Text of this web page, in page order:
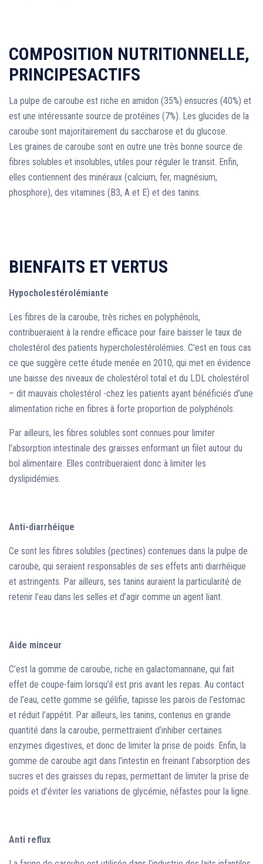
COMPOSITION NUTRITIONNELLE,
PRINCIPESACTIFS
La pulpe de caroube est riche en amidon (35%) ensucres (40%) et
est une intéressante source de protéines (7%). Les glucides de la
caroube sont majoritairement du saccharose et du glucose.
Les graines de caroube sont en outre une très bonne source de
fibres solubles et insolubles, utiles pour réguler le transit. Enfin,
elles contiennent des minéraux (calcium, fer, magnésium,
phosphore), des vitamines (B3, A et E) et des tanins.
BIENFAITS ET VERTUS
Hypocholestérolémiante
Les fibres de la caroube, très riches en polyphénols,
contribueraient à la rendre efficace pour faire baisser le taux de
cholestérol des patients hypercholestérolémies. C’est en tous cas
ce que suggère cette étude menée en 2010, qui met en évidence
une baisse des niveaux de cholestérol total et du LDL cholestérol
– dit mauvais cholestérol -chez les patients ayant bénéficiés d’une
alimentation riche en fibres à forte proportion de polyphénols.
Par ailleurs, les fibres solubles sont connues pour limiter
l’absorption intestinale des graisses enformant un filet autour du
bol alimentaire. Elles contribueraient donc à limiter les
dyslipidémies.
Anti-diarrhéique
Ce sont les fibres solubles (pectines) contenues dans la pulpe de
caroube, qui seraient responsables de ses effets anti diarrhéique
et astringents. Par ailleurs, ses tanins auraient la particularité de
retenir l’eau dans les selles et d’agir comme un agent liant.
Aide minceur
C’est la gomme de caroube, riche en galactomannane, qui fait
effet de coupe-faim lorsqu’il est pris avant les repas. Au contact
de l’eau, cette gomme se gélifie, tapisse les parois de l’estomac
et réduit l’appétit. Par ailleurs, les tanins, contenus en grande
quantité dans la caroube, permettraient d’inhiber certaines
enzymes digestives, et donc de limiter la prise de poids. Enfin, la
gomme de caroube agit dans l’intestin en freinant l’absorption des
sucres et des graisses du repas, permettant de limiter la prise de
poids et d’éviter les variations de glycémie, néfastes pour la ligne.
Anti reflux